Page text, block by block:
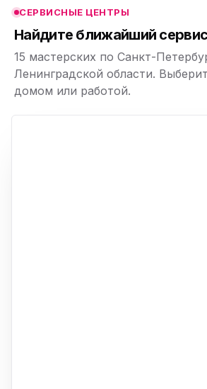
СЕРВИСНЫЕ ЦЕНТРЫ
Найдите ближайший
15 мастерских по Санкт-
Ленинградской области.
домом или работой.
ю